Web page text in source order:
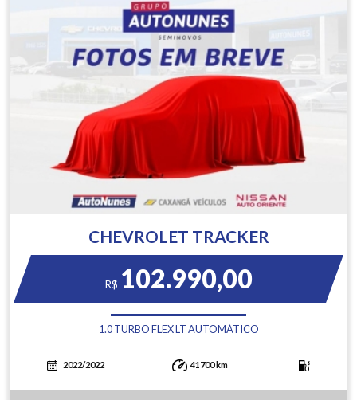
CHEVROLET TRACKER
R$ 102.990,00
1.0 TURBO FLEX LT AUTOMÁTICO
2022/2022 41700 km